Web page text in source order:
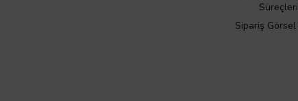
Süreçleri
Sipariş